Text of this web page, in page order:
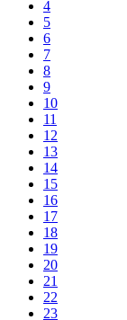
4
5
6
7
8
9
10
11
12
13
14
15
16
17
18
19
20
21
22
23